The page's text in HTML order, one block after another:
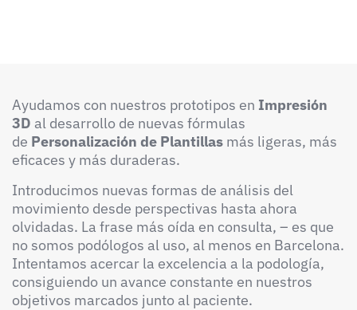
Ayudamos con nuestros prototipos en Impresión
3D al desarrollo de nuevas fórmulas
de Personalización de Plantillas más ligeras, más
eficaces y más duraderas.
Introducimos nuevas formas de análisis del
movimiento desde perspectivas hasta ahora
olvidadas. La frase más oída en consulta, – es que
no somos podólogos al uso, al menos en Barcelona.
Intentamos acercar la excelencia a la podología,
consiguiendo un avance constante en nuestros
objetivos marcados junto al paciente.